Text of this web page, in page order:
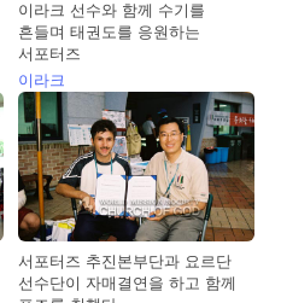
이라크 선수와 함께 수기를
흔들며 태권도를 응원하는
서포터즈
이라크
서포터즈 추진본부단과 요르단
선수단이 자매결연을 하고 함께